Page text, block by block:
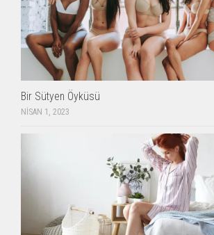
Bir Sütyen Öyküsü
NISAN 1, 2023